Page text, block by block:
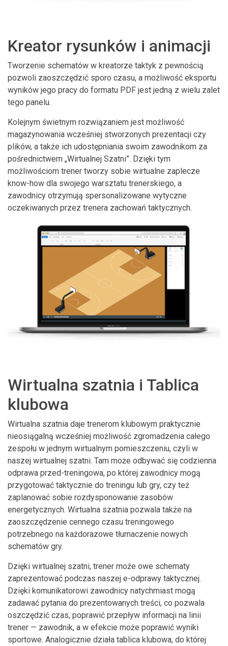
Kreator rysunków i animacji
Tworzenie schematów w kreatorze taktyk z pewnością
pozwoli zaoszczędzić sporo czasu, a możliwość eksportu
wyników jego pracy do formatu PDF jest jedną z wielu zalet
tego panelu.
Kolejnym świetnym rozwiązaniem jest możliwość
magazynowania wcześniej stworzonych prezentacji czy
plików, a także ich udostępniania swoim zawodnikom za
pośrednictwem „Wirtualnej Szatni”. Dzięki tym
możliwościom trener tworzy sobie wirtualne zaplecze
know-how dla swojego warsztatu trenerskiego, a
zawodnicy otrzymują spersonalizowane wytyczne
oczekiwanych przez trenera zachowań taktycznych.
Wirtualna szatnia i Tablica
klubowa
Wirtualna szatnia daje trenerom klubowym praktycznie
nieosiągalną wcześniej możliwość zgromadzenia całego
zespołu w jednym wirtualnym pomieszczeniu, czyli w
naszej wirtualnej szatni. Tam może odbywać się codzienna
odprawa przed-treningowa, po której zawodnicy mogą
przygotować taktycznie do treningu lub gry, czy też
zaplanować sobie rozdysponowanie zasobów
energetycznych. Wirtualna szatnia pozwala także na
zaoszczędzenie cennego czasu treningowego
potrzebnego na każdorazowe tłumaczenie nowych
schematów gry.
Dzięki wirtualnej szatni, trener może owe schematy
zaprezentować podczas naszej e-odprawy taktycznej.
Dzięki komunikatorowi zawodnicy natychmiast mogą
zadawać pytania do prezentowanych treści, co pozwala
oszczędzić czas, poprawić przepływ informacji na linii
trener — zawodnik, a w efekcie może poprawić wyniki
sportowe. Analogicznie działa tablica klubowa, do której